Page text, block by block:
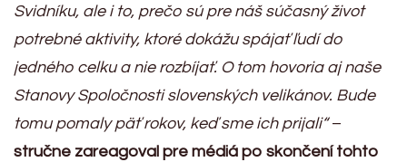
Svidníku, ale i to, prečo sú pre náš súčasný život
potrebné aktivity, ktoré dokážu spájať ľudí do
jedného celku a nie rozbíjať. O tom hovoria aj naše
Stanovy Spoločnosti slovenských velikánov. Bude
tomu pomaly päť rokov, keď sme ich prijali“–
stručne zareagoval pre médiá po skončení tohto